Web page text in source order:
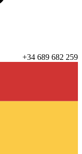
+34 689 682 259